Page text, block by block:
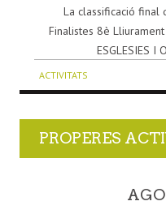
La classificació final
Finalistes 8è
ESGLESIES I
ACTIVITATS
PROPERES